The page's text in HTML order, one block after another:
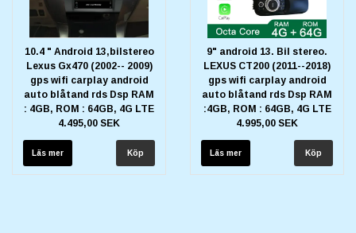
10.4 " Android 13,bilstereo
Lexus Gx470 (2002-- 2009)
gps wifi carplay android
auto blåtand rds Dsp RAM
: 4GB, ROM : 64GB, 4G LTE
4.495,00 SEK
Läs mer
9" android 13. Bil stereo.
LEXUS CT200 (2011--2018)
gps wifi carplay android
auto blåtand rds Dsp RAM
:4GB, ROM : 64GB, 4G LTE
4.995,00 SEK
Läs mer